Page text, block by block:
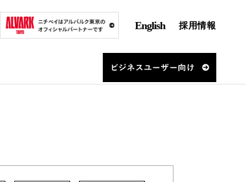
English 採用情報